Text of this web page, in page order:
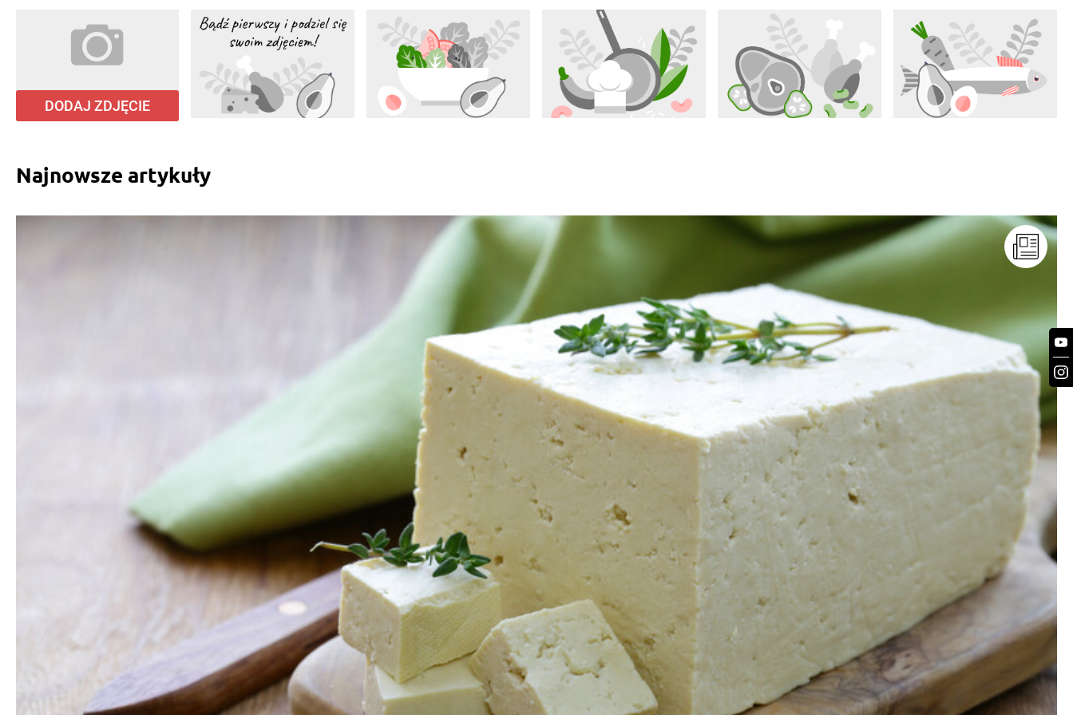
DODAJ ZDJĘCIE
Najnowsze artykuły